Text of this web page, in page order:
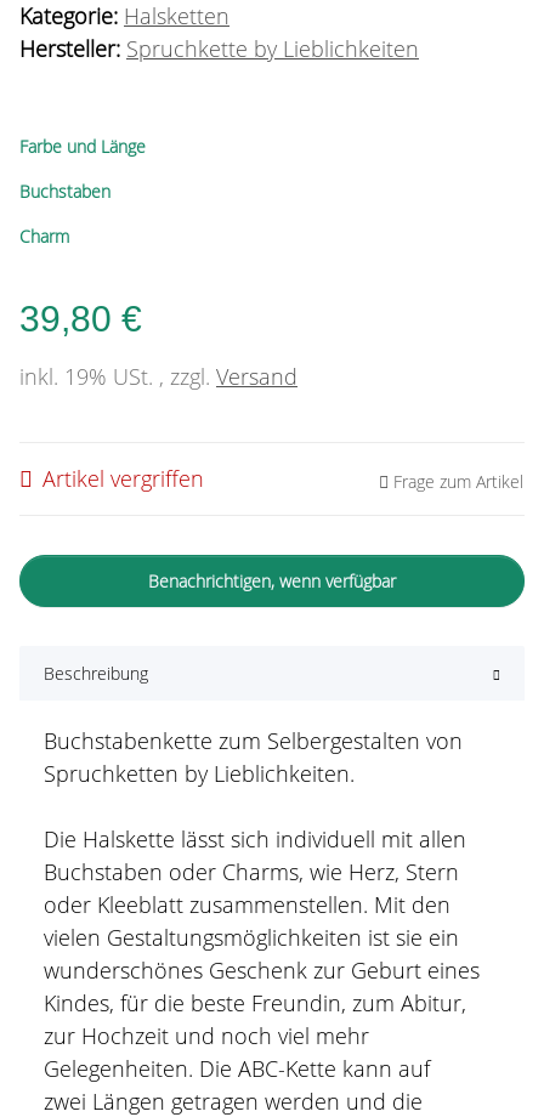
Kategorie: Halsketten
Hersteller: Spruchkette by Lieblichkeiten
Farbe und Länge
Buchstaben
Charm
39,80 €
inkl. 19% USt. , zzgl. Versand
Artikel vergriffen Frage zum Artikel
Benachrichtigen, wenn verfügbar
Beschreibung
Buchstabenkette zum Selbergestalten von
Spruchketten by Lieblichkeiten.
Die Halskette lässt sich individuell mit allen
Buchstaben oder Charms, wie Herz, Stern
oder Kleeblatt zusammenstellen. Mit den
vielen Gestaltungsmöglichkeiten ist sie ein
wunderschönes Geschenk zur Geburt eines
Kindes, für die beste Freundin, zum Abitur,
zur Hochzeit und noch viel mehr
Gelegenheiten. Die ABC-Kette kann auf
zwei Längen getragen werden und die